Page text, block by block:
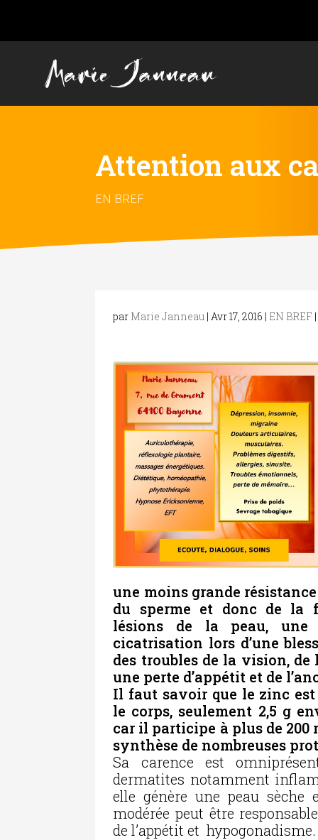
Attention aux
EN BREF
par Marie Janneau |Avr 17, 2016 | EN BREF |
une moins grande
du sperme et donc de la
lésions de la peau, une
cicatrisation lors d’une
des troubles de la vision,
une perte d’appétit et de
Il faut savoir que le zinc
le corps, seulement 2,5 g
car il participe à plus de
synthèse de nombreuses
Sa carence est
dermatites notamment
elle génère une peau sèche
modérée peut être
de l’appétit et hypogonadisme.